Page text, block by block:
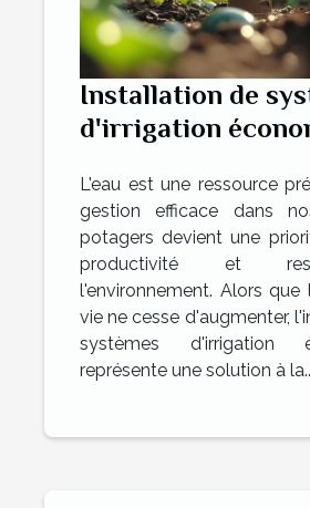
Installation de
d'irrigation
conseils
écologiques
L'eau est une ressource
gestion efficace dans
potagers devient une
productivité et
l'environnement. Alors
vie ne cesse d'augmenter,
systèmes d'irrigation
représente une solution à